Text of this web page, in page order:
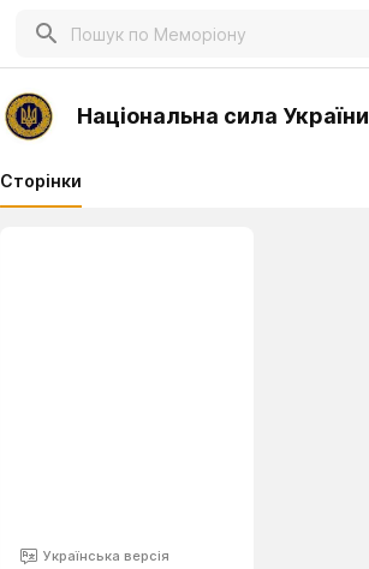
Національна сила України
Сторінки
Українська версія